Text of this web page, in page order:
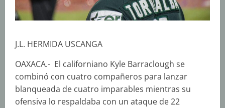
J.L. HERMIDA USCANGA
OAXACA.- El californiano Kyle Barraclough se
combinó con cuatro compañeros para lanzar
blanqueada de cuatro imparables mientras su
ofensiva lo respaldaba con un ataque de 22